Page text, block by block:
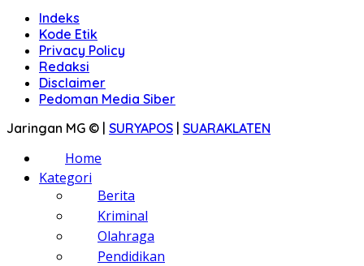
Indeks
Kode Etik
Privacy Policy
Redaksi
Disclaimer
Pedoman Media Siber
Jaringan MG © | SURYAPOS | SUARAKLATEN
Home
Kategori
Berita
Kriminal
Olahraga
Pendidikan